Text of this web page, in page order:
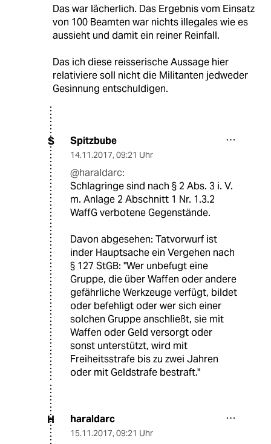
Das war lächerlich. Das Ergebnis vom Einsatz
von 100 Beamten war nichts illegales wie es
aussieht und damit ein reiner Reinfall.
Das ich diese reisserische Aussage hier
relativiere soll nicht die Militanten jedweder
Gesinnung entschuldigen.
S Spitzbube
14.11.2017, 09:21 Uhr
@haraldarc:
Schlagringe sind nach § 2 Abs. 3 i. V.
m. Anlage 2 Abschnitt 1 Nr. 1.3.2
WaffG verbotene Gegenstände.
Davon abgesehen: Tatvorwurf ist
inder Hauptsache ein Vergehen nach
§ 127 StGB: "Wer unbefugt eine
Gruppe, die über Waffen oder andere
gefährliche Werkzeuge verfügt, bildet
oder befehligt oder wer sich einer
solchen Gruppe anschließt, sie mit
Waffen oder Geld versorgt oder
sonst unterstützt, wird mit
Freiheitsstrafe bis zu zwei Jahren
oder mit Geldstrafe bestraft."
H haraldarc
15.11.2017, 09:21 Uhr